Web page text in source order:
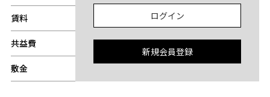
賃料
共益費
敷金
ログイン
新規会員登録